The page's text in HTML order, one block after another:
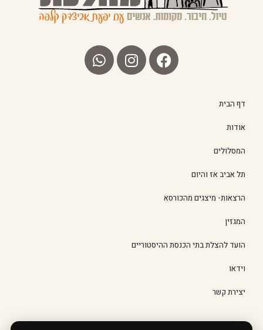
דף הבית
אודות
המסלולים
תל אביב אז והיום
הרצאות- מיצגים מהכורסא
המגזין
הועד להצלת בתי הכנסת ההיסטוריים
וידאו
יצירת קשר